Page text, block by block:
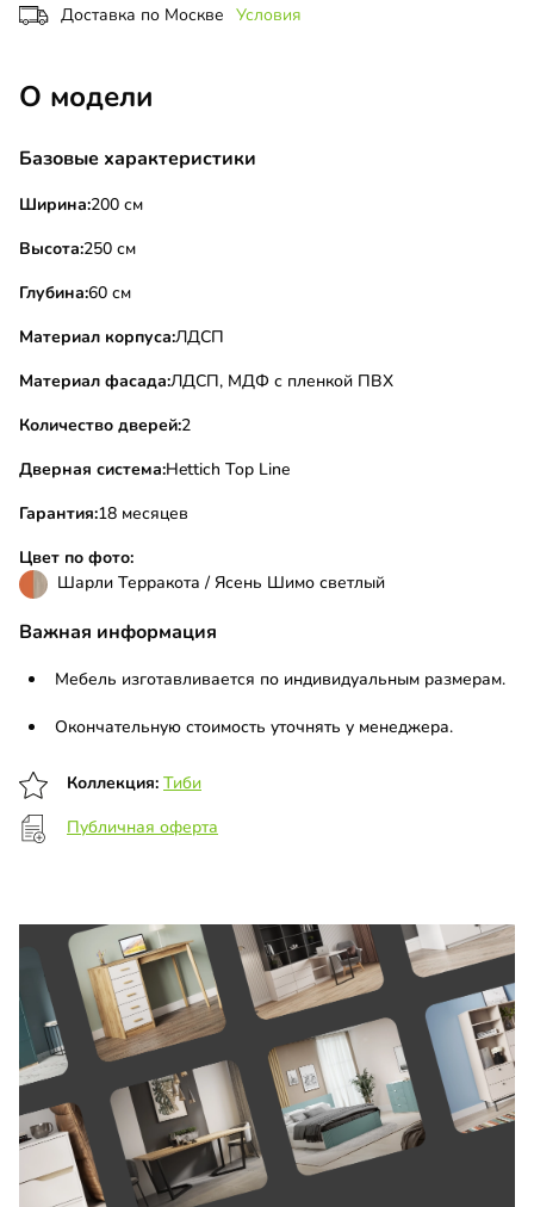
Доставка по Москве Условия
О модели
Базовые характеристики
Ширина:200 см
Высота:250 см
Глубина:60 см
Материал корпуса:ЛДСП
Материал фасада:ЛДСП, МДФ с пленкой ПВХ
Количество дверей:2
Дверная система:Hettich Top Line
Гарантия:18 месяцев
Цвет по фото:
Шарли Терракота / Ясень Шимо светлый
Важная информация
Мебель изготавливается по индивидуальным размерам.
Окончательную стоимость уточнять у менеджера.
Коллекция: Тиби
Публичная оферта